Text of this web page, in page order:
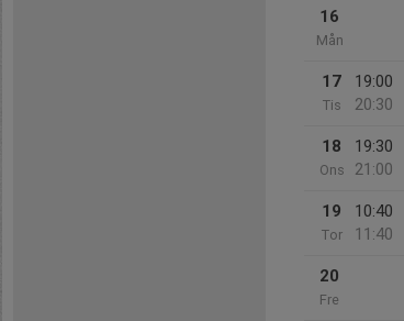
16
Mån
17
Tis
19:00
20:30
18
Ons
19:30
21:00
19
Tor
10:40
11:40
20
Fre